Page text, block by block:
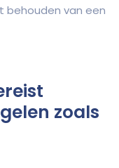
behouden van een
zoals